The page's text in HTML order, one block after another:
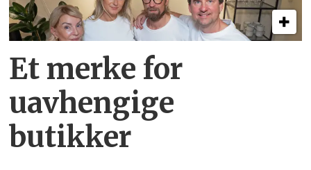
Et merke for
uavhengige
butikker